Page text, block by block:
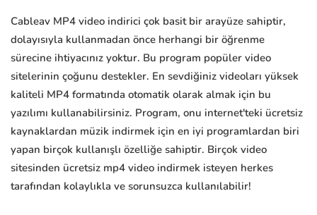
Cableav MP4 video indirici çok basit bir arayüze sahiptir,
dolayısıyla kullanmadan önce herhangi bir öğrenme
sürecine ihtiyacınız yoktur. Bu program popüler video
sitelerinin çoğunu destekler. En sevdiğiniz videoları yüksek
kaliteli MP4 formatında otomatik olarak almak için bu
yazılımı kullanabilirsiniz. Program, onu internet'teki ücretsiz
kaynaklardan müzik indirmek için en iyi programlardan biri
yapan birçok kullanışlı özelliğe sahiptir. Birçok video
sitesinden ücretsiz mp4 video indirmek isteyen herkes
tarafından kolaylıkla ve sorunsuzca kullanılabilir!